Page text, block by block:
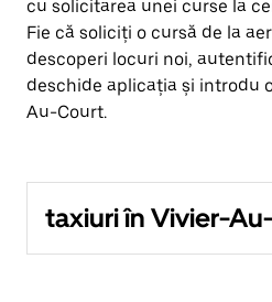
cu solicitarea unei curse la
Fie că soliciți o cursă de la
descoperi locuri noi,
deschide aplicația și introdu
Au-Court.
taxiuri în Vivier-